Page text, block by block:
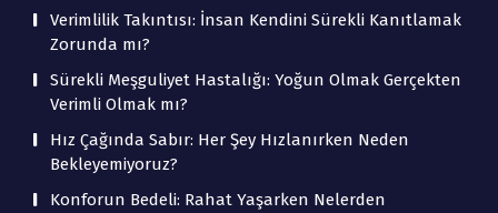
Verimlilik Takıntısı: İnsan Kendini Sürekli Kanıtlamak
Zorunda mı?
Sürekli Meşguliyet Hastalığı: Yoğun Olmak Gerçekten
Verimli Olmak mı?
Hız Çağında Sabır: Her Şey Hızlanırken Neden
Bekleyemiyoruz?
Konforun Bedeli: Rahat Yaşarken Nelerden